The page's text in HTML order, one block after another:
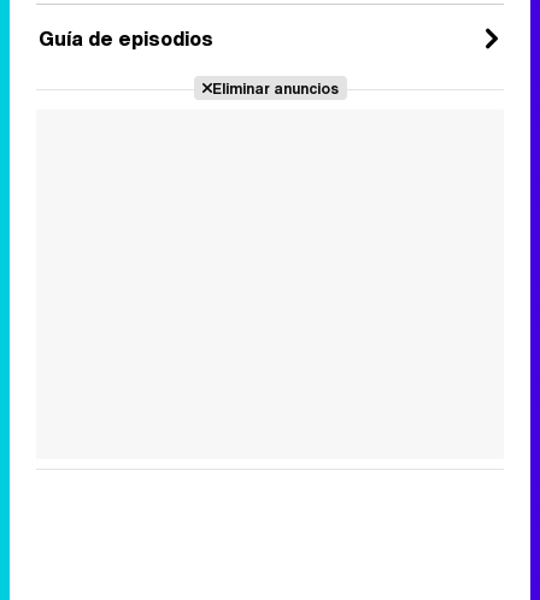
Guía de episodios
Eliminar anuncios